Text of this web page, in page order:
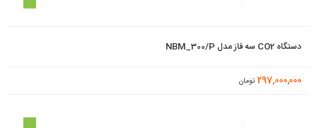
دستگاه CO2 سه فاز مدل NBM_300/P
297,000,000 تومان